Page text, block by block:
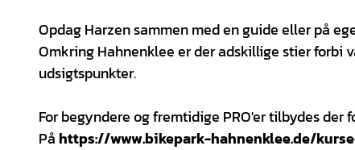
Opdag Harzen sammen med en guide eller på
Omkring Hahnenklee er der adskillige stier forbi
udsigtspunkter.
For begyndere og fremtidige PRO'er tilbydes der
På https://www.bikepark-hahnenklee.de/